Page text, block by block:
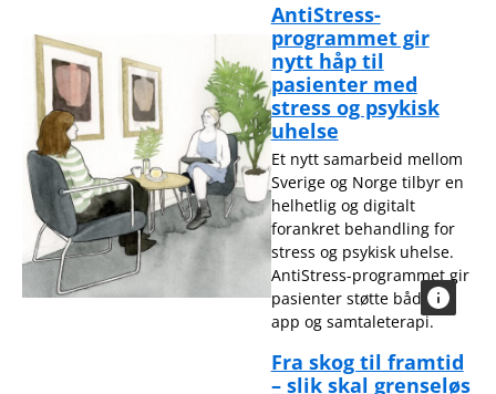
AntiStress-
programmet gir
nytt håp til
pasienter med
stress og psykisk
uhelse
Et nytt samarbeid mellom
Sverige og Norge tilbyr en
helhetlig og digitalt
forankret behandling for
stress og psykisk uhelse.
AntiStress-programmet gir
pasienter støtte både via
app og samtaleterapi.
Fra skog til framtid
– slik skal grenseløs